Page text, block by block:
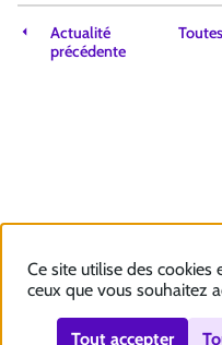
Actualité
précédente
Ce site utilise des
ceux que vous souhaitez
Tout accepter